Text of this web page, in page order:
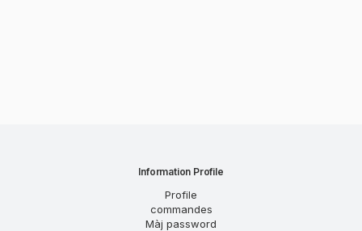
Information Profile
Profile
commandes
Màj password